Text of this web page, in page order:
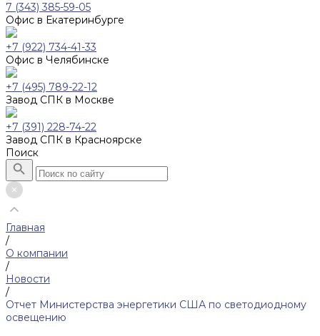
7 (343) 385-59-05
Офис в Екатеринбурге
+7 (922) 734-41-33
Офис в Челябинске
+7 (495) 789-22-12
Завод СПК в Москве
+7 (391) 228-74-22
Завод СПК в Красноярске
Поиск
Главная
/
О компании
/
Новости
/
Отчет Министерства энергетики США по светодиодному
освещению